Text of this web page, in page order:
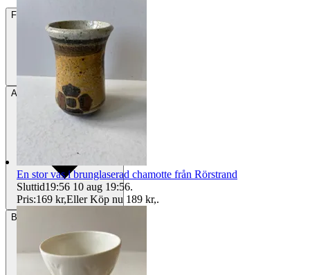
Frakt
AvhämtningSkara, Sverige
Betalning
En stor vas i brunglaserad chamotte från Rörstrand
Sluttid19:56 10 aug 19:56.
Pris:169 kr,Eller Köp nu 189 kr,.